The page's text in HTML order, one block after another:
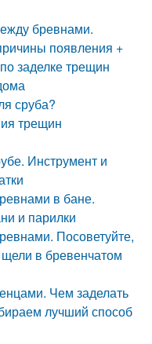
бревнами.
появления +
заделке трещин
сруба?
трещин
Инструмент и
в бане.
и парилки
Посоветуйте,
в бревенчатом
Чем заделать
лучший способ